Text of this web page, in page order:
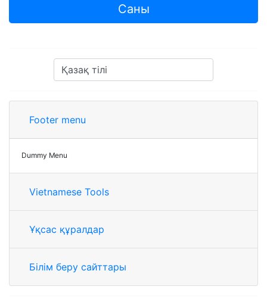
Саны
Footer menu
Dummy Menu
Vietnamese Tools
Ұқсас құралдар
Білім беру сайттары